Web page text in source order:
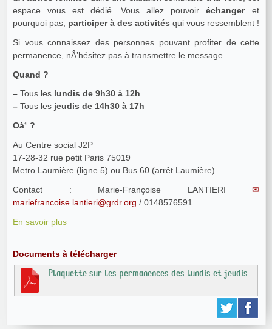
espace vous est dédié. Vous allez pouvoir échangeret
pourquoi pas, participer à des activités qui vous ressemblent !
Si vous connaissez des personnes pouvant profiter de cette
permanence, nÂ’hésitez pas à transmettre le message.
Quand ?
– Tous les lundis de 9h30 à 12h
– Tous les jeudis de 14h30 à 17h
Oà¹ ?
Au Centre social J2P
17-28-32 rue petit Paris 75019
Metro Laumière (ligne 5) ou Bus 60 (arrêt Laumière)
Contact : Marie-Françoise LANTIERI
mariefrancoise.lantieri@grdr.org / 0148576591
En savoir plus
Documents à télécharger
Plaquette sur les permanences des lundis et jeudis